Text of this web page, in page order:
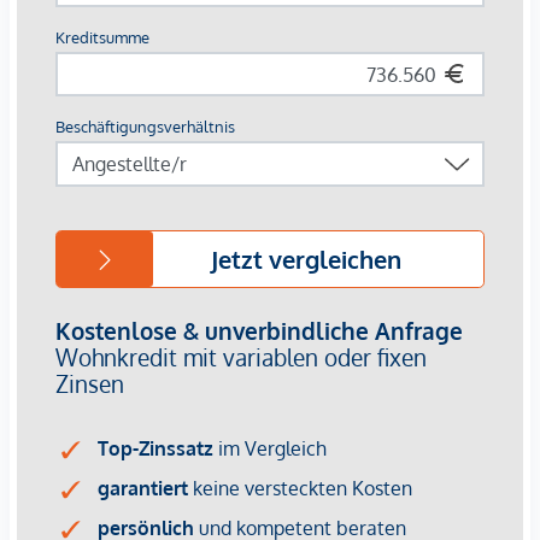
an persönliche Wünsche anzupassen. Durch die Nähe zu
Donau, Wiener Prater und WU bietet die Lage eine
einzigartige Kombination aus Natur, Freizeit und urbaner
Lebensqualität.
Die zentrale Lage garantiert eine perfekte Infrastruktur und
sowie die Vorgartenstraße, wo Boutiquen, Concept Stores
und Nahversorger alle Wünsche erfüllen. Von gehobenen
Restaurants bis zu charmanten Cafés – die Umgebung
bietet eine vielfältige Kulinarik.
HIGHLIGHTS
20 revitalisierte Altbauwohnungen
2 – 5 Zimmer | Wohnflächen von ca. 53 – 200 m²
Private Balkone, Terrassen oder Eigengärten